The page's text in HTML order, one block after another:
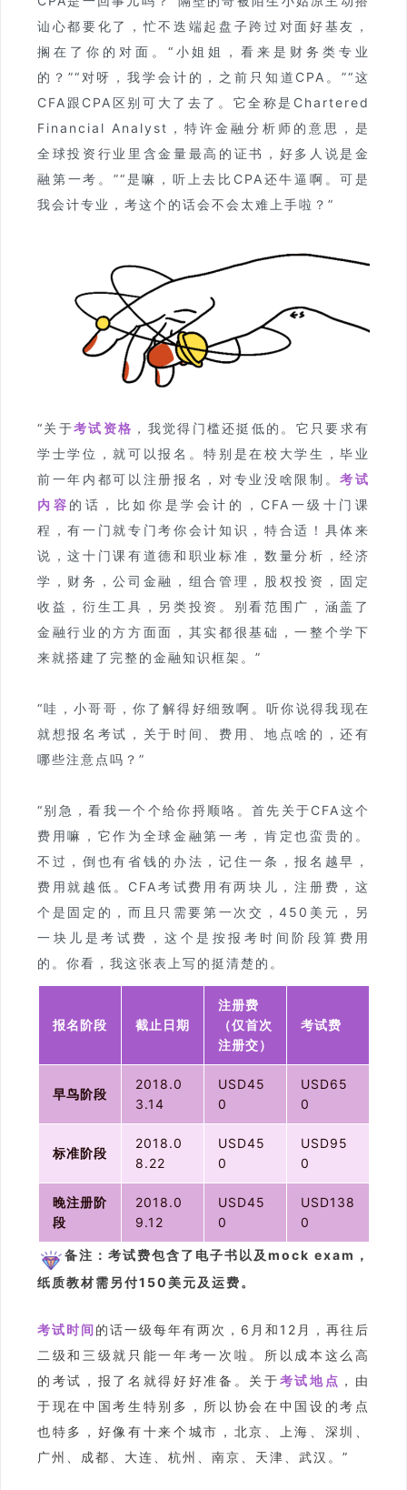
讪心都要化了，忙不迭端起盘子跨过对面好基友，
搁在了你的对面。“小姐姐，看来是财务类专业
的？”“对呀，我学会计的，之前只知道CPA。”“这
CFA跟CPA区别可大了去了。它全称是Chartered
Financial Analyst，特许金融分析师的意思，是
全球投资行业里含金量最高的证书，好多人说是金
融第一考。”“是嘛，听上去比CPA还牛逼啊。可是
我会计专业，考这个的话会不会太难上手啦？”
“关于考试资格 ，我觉得门槛还挺低的。它只要求有
学士学位，就可以报名。特别是在校大学生，毕业
前一年内都可以注册报名，对专业没啥限制。考试
内容 的话，比如你是学会计的，CFA一级十门课
程，有一门就专门考你会计知识，特合适！具体来
说，这十门课有道德和职业标准，数量分析，经济
学，财务，公司金融，组合管理，股权投资，固定
收益，衍生工具，另类投资。别看范围广，涵盖了
金融行业的方方面面，其实都很基础，一整个学下
来就搭建了完整的金融知识框架。”
“哇，小哥哥，你了解得好细致啊。听你说得我现在
就想报名考试，关于时间、费用、地点啥的，还有
哪些注意点吗？”
“别急，看我一个个给你捋顺咯。首先关于CFA这个
费用嘛，它作为全球金融第一考，肯定也蛮贵的。
不过，倒也有省钱的办法，记住一条，报名越早，
费用就越低。CFA考试费用有两块儿，注册费，这
个是固定的，而且只需要第一次交，450美元，另
一块儿是考试费，这个是按报考时间阶段算费用
的。你看，我这张表上写的挺清楚的。
报名阶段 截止日期
注册费
（仅首次
注册交）
考试费
早鸟阶段
2018.0
3.14
USD45
0
USD65
0
标准阶段
2018.0
8.22
USD45
0
USD95
0
晚注册阶
段
2018.0
9.12
USD45
0
USD138
0
备注：考试费包含了电子书以及mock exam，
纸质教材需另付150美元及运费。
考试时间的话一级每年有两次，6月和12月，再往后
二级和三级就只能一年考一次啦。所以成本这么高
的考试，报了名就得好好准备。关于考试地点 ，由
于现在中国考生特别多，所以协会在中国设的考点
也特多，好像有十来个城市，北京、上海、深圳、
广州、成都、大连、杭州、南京、天津、武汉。”